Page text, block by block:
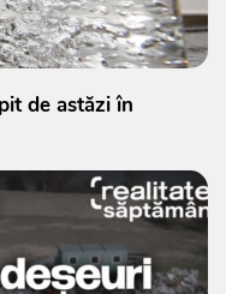
de astăzi în